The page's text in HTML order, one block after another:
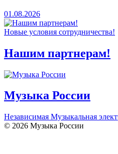
01.08.2026
Новые условия сотрудничества!
Нашим партнерам!
Музыка России
Независимая Музыкальная
© 2026 Музыка России